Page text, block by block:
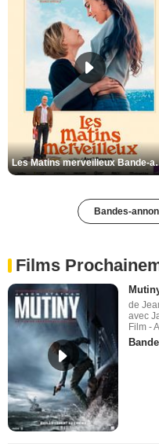
Les Matins
Bandes-
Films
de
avec
Film -